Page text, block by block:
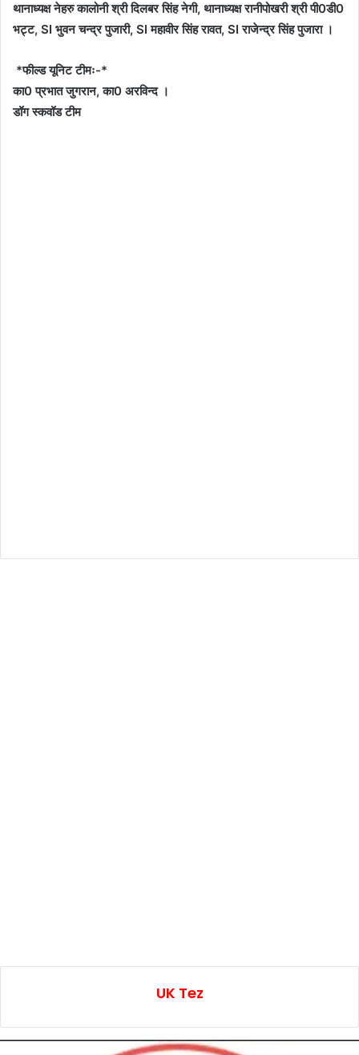
थानाध्यक्ष नेहरु कालोनी श्री दिलबर सिंह नेगी, थानाध्यक्ष रानीपोखरी श्री पी0डी0
भट्ट, SI भुवन चन्द्र पुजारी, SI महावीर सिंह रावत, SI राजेन्द्र सिंह पुजारा ।
*फील्ड यूनिट टीमः-*
का0 प्रभात जुगरान, का0 अरविन्द ।
डॉग स्कवॉड टीम
UK Tez